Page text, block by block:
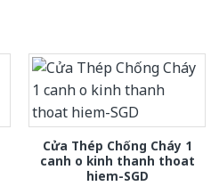
Cửa Thép Chống Cháy 1
canh o kinh thanh thoat
hiem-SGD